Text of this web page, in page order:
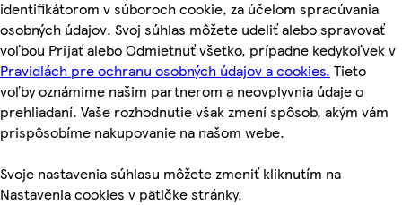
identifikátorom v súboroch cookie, za účelom spracúvania
osobných údajov. Svoj súhlas môžete udeliť alebo spravovať
voľbou Prijať alebo Odmietnuť všetko, prípadne kedykoľvek v
Pravidlách pre ochranu osobných údajov a cookies. Tieto
voľby oznámime našim partnerom a neovplyvnia údaje o
prehliadaní. Vaše rozhodnutie však zmení spôsob, akým vám
prispôsobíme nakupovanie na našom webe.
Svoje nastavenia súhlasu môžete zmeniť kliknutím na
Nastavenia cookies v pätičke stránky.